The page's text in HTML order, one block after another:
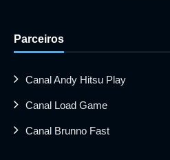
Parceiros
Canal Andy Hitsu Play
Canal Load Game
Canal Brunno Fast